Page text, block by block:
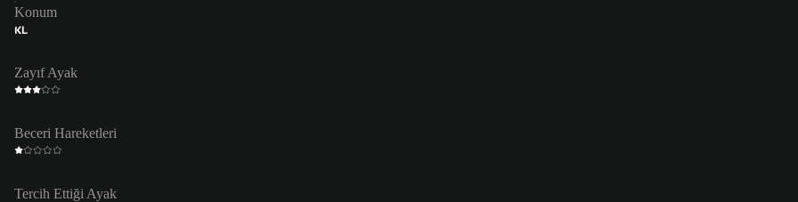
Konum
KL
Zayıf Ayak
Beceri Hareketleri
Tercih Ettiği Ayak